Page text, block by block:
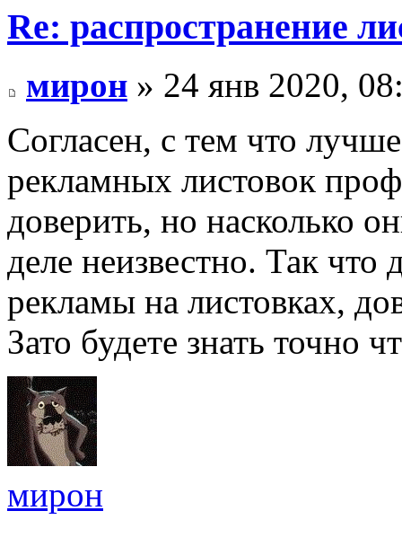
Re: распространение
мирон » 24 янв 2020,
Согласен, с тем что
рекламных листовок
доверить, но насколько
деле неизвестно. Так что
рекламы на листовках,
Зато будете знать точно
мирон